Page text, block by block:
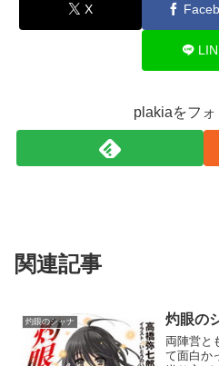
X
plakiaをフォ
関連記事
灼眼のシャナ 灼眼の
両陣営と
て面白か